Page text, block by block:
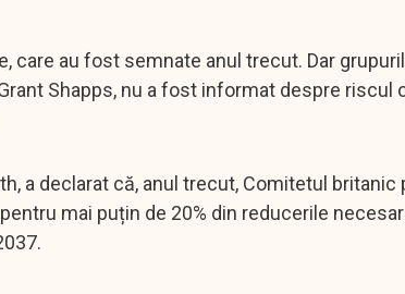
care au fost semnate anul trecut. Dar
Shapps, nu a fost informat despre riscul
a declarat că, anul trecut, Comitetul
mai puțin de 20% din reducerile